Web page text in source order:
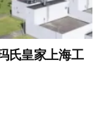
氏皇家上海工